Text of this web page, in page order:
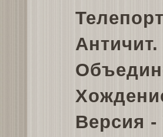
Античит.
Версия -